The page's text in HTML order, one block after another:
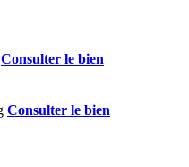
Consulter le bien
Consulter le bien